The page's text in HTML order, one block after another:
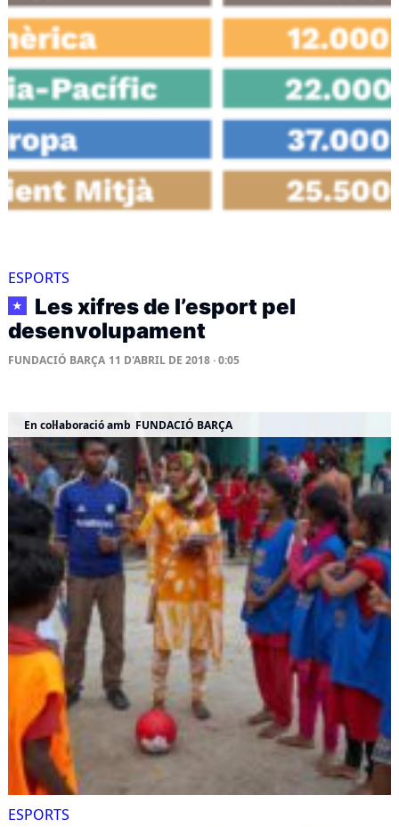
ESPORTS
★
Les xifres de l’esport pel
desenvolupament
FUNDACIÓ BARÇA 11 D'ABRIL DE 2018 · 0:05
En col·laboració amb FUNDACIÓ BARÇA
ESPORTS